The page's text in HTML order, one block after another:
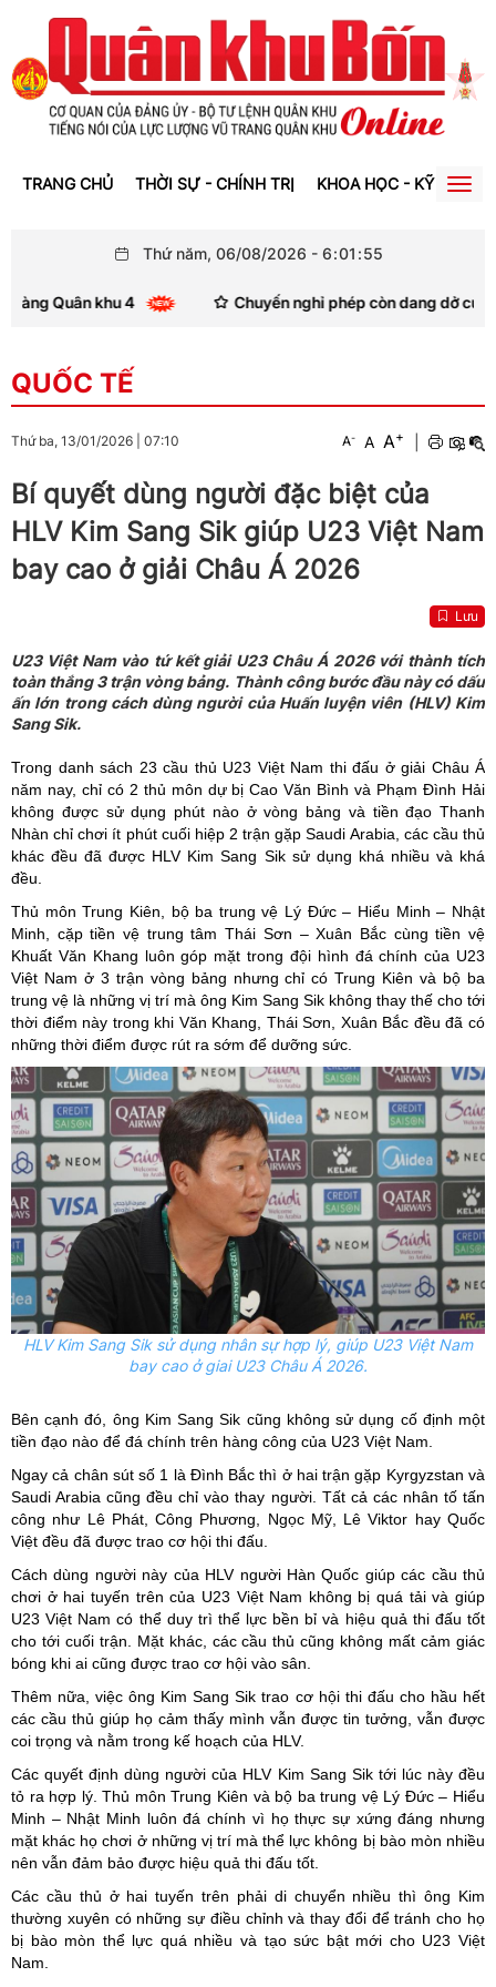
TRANG CHỦ THỜI SỰ - CHÍNH TRỊ KHOA HỌC - KỸ THUẬT
Thứ năm, 06/08/2026 - 6:01 :56
Quân khu 4 Chuyến nghỉ phép còn dang dở của
QUỐC TẾ
Thứ ba, 13/01/2026 07:10 A- A A+
Bí quyết dùng người đặc biệt của
HLV Kim Sang Sik giúp U23 Việt Nam
bay cao ở giải Châu Á 2026
Lưu
U23 Việt Nam vào tứ kết giải U23 Châu Á 2026 với thành tích
toàn thắng 3 trận vòng bảng. Thành công bước đầu này có dấu
ấn lớn trong cách dùng người của Huấn luyện viên (HLV) Kim
Sang Sik.
Trong danh sách 23 cầu thủ U23 Việt Nam thi đấu ở giải Châu Á
năm nay, chỉ có 2 thủ môn dự bị Cao Văn Bình và Phạm Đình Hải
không được sử dụng phút nào ở vòng bảng và tiền đạo Thanh
Nhàn chỉ chơi ít phút cuối hiệp 2 trận gặp Saudi Arabia, các cầu thủ
khác đều đã được HLV Kim Sang Sik sử dụng khá nhiều và khá
đều.
Thủ môn Trung Kiên, bộ ba trung vệ Lý Đức – Hiểu Minh – Nhật
Minh, cặp tiền vệ trung tâm Thái Sơn – Xuân Bắc cùng tiền vệ
Khuất Văn Khang luôn góp mặt trong đội hình đá chính của U23
Việt Nam ở 3 trận vòng bảng nhưng chỉ có Trung Kiên và bộ ba
trung vệ là những vị trí mà ông Kim Sang Sik không thay thế cho tới
thời điểm này trong khi Văn Khang, Thái Sơn, Xuân Bắc đều đã có
những thời điểm được rút ra sớm để dưỡng sức.
HLV Kim Sang Sik sử dụng nhân sự hợp lý, giúp U23 Việt Nam
bay cao ở giai U23 Châu Á 2026.
Bên cạnh đó, ông Kim Sang Sik cũng không sử dụng cố định một
tiền đạo nào để đá chính trên hàng công của U23 Việt Nam.
Ngay cả chân sút số 1 là Đình Bắc thì ở hai trận gặp Kyrgyzstan và
Saudi Arabia cũng đều chỉ vào thay người. Tất cả các nhân tố tấn
công như Lê Phát, Công Phương, Ngọc Mỹ, Lê Viktor hay Quốc
Việt đều đã được trao cơ hội thi đấu.
Cách dùng người này của HLV người Hàn Quốc giúp các cầu thủ
chơi ở hai tuyến trên của U23 Việt Nam không bị quá tải và giúp
U23 Việt Nam có thể duy trì thể lực bền bỉ và hiệu quả thi đấu tốt
cho tới cuối trận. Mặt khác, các cầu thủ cũng không mất cảm giác
bóng khi ai cũng được trao cơ hội vào sân.
Thêm nữa, việc ông Kim Sang Sik trao cơ hội thi đấu cho hầu hết
các cầu thủ giúp họ cảm thấy mình vẫn được tin tưởng, vẫn được
coi trọng và nằm trong kế hoạch của HLV.
Các quyết định dùng người của HLV Kim Sang Sik tới lúc này đều
tỏ ra hợp lý. Thủ môn Trung Kiên và bộ ba trung vệ Lý Đức – Hiểu
Minh – Nhật Minh luôn đá chính vì họ thực sự xứng đáng nhưng
mặt khác họ chơi ở những vị trí mà thể lực không bị bào mòn nhiều
nên vẫn đảm bảo được hiệu quả thi đấu tốt.
Các cầu thủ ở hai tuyến trên phải di chuyển nhiều thì ông Kim
thường xuyên có những sự điều chỉnh và thay đổi để tránh cho họ
bị bào mòn thể lực quá nhiều và tạo sức bật mới cho U23 Việt
Nam.